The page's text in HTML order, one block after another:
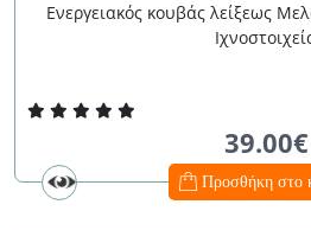
Ενεργειακός κουβάς λείξεως
39.00€
Προσθήκη στο